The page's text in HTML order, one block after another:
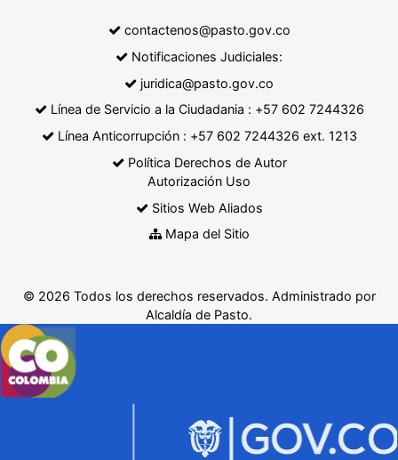
contactenos@pasto.gov.co
Notificaciones Judiciales:
juridica@pasto.gov.co
Línea de Servicio a la Ciudadania : +57 602 7244326
Línea Anticorrupción : +57 602 7244326 ext. 1213
Política Derechos de Autor
Autorización Uso
Sitios Web Aliados
Mapa del Sitio
© 2026 Todos los derechos reservados. Administrado por
Alcaldía de Pasto.